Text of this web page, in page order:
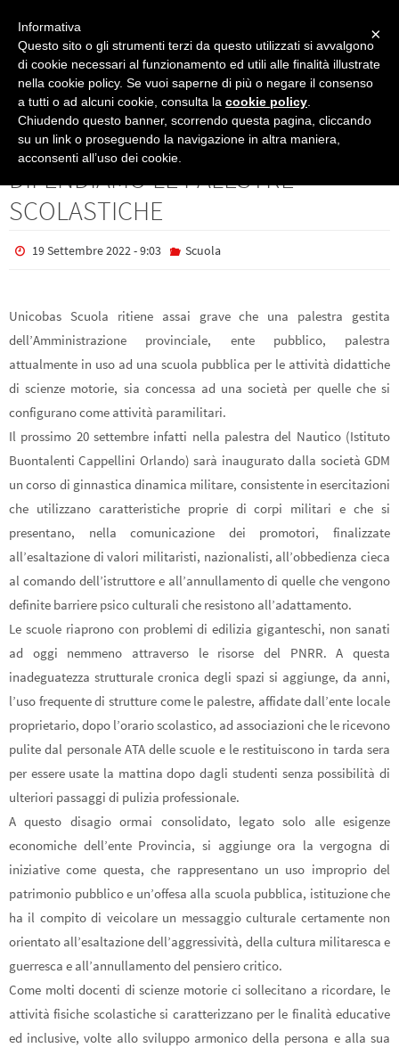
Scuola
COMUNICATO STAMPA 14/9/2022 – DIFENDIAMO LE PALESTRE
SCOLASTICHE
COMUNICATO STAMPA 14/9/2022 –
DIFENDIAMO LE PALESTRE
SCOLASTICHE
19 Settembre 2022 - 9:03 Scuola
Unicobas Scuola ritiene assai grave che una palestra gestita
dell’Amministrazione provinciale, ente pubblico, palestra
attualmente in uso ad una scuola pubblica per le attività didattiche
di scienze motorie, sia concessa ad una società per quelle che si
configurano come attività paramilitari.
Il prossimo 20 settembre infatti nella palestra del Nautico (Istituto
Buontalenti Cappellini Orlando) sarà inaugurato dalla società GDM
un corso di ginnastica dinamica militare, consistente in esercitazioni
che utilizzano caratteristiche proprie di corpi militari e che si
presentano, nella comunicazione dei promotori, finalizzate
all’esaltazione di valori militaristi, nazionalisti, all’obbedienza cieca
al comando dell’istruttore e all’annullamento di quelle che vengono
definite barriere psico culturali che resistono all’adattamento.
Le scuole riaprono con problemi di edilizia giganteschi, non sanati
ad oggi nemmeno attraverso le risorse del PNRR. A questa
inadeguatezza strutturale cronica degli spazi si aggiunge, da anni,
l’uso frequente di strutture come le palestre, affidate dall’ente locale
proprietario, dopo l’orario scolastico, ad associazioni che le ricevono
pulite dal personale ATA delle scuole e le restituiscono in tarda sera
per essere usate la mattina dopo dagli studenti senza possibilità di
ulteriori passaggi di pulizia professionale.
A questo disagio ormai consolidato, legato solo alle esigenze
economiche dell’ente Provincia, si aggiunge ora la vergogna di
iniziative come questa, che rappresentano un uso improprio del
patrimonio pubblico e un’offesa alla scuola pubblica, istituzione che
ha il compito di veicolare un messaggio culturale certamente non
orientato all’esaltazione dell’aggressività, della cultura militaresca e
guerresca e all’annullamento del pensiero critico.
Come molti docenti di scienze motorie ci sollecitano a ricordare, le
attività fisiche scolastiche si caratterizzano per le finalità educative
ed inclusive, volte allo sviluppo armonico della persona e alla sua
×
Informativa
Questo sito o gli strumenti terzi da questo utilizzati si avvalgono
di cookie necessari al funzionamento ed utili alle finalità illustrate
nella cookie policy. Se vuoi saperne di più o negare il consenso
a tutti o ad alcuni cookie, consulta la cookie policy
Chiudendo questo banner, scorrendo questa pagina, cliccando
su un link o proseguendo la navigazione in altra maniera,
acconsenti all’uso dei cookie.